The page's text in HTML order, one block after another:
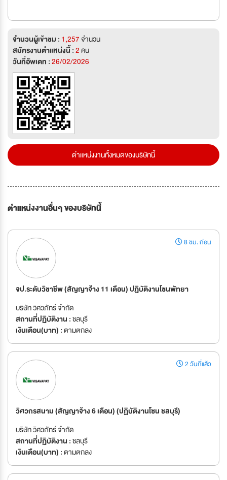
จำนวนผู้เข้าชม : 1,257จำนวน
สมัครงานตำแหน่งนี้ :2คน
วันที่อัพเดท :26/02/2026
ตำแหน่งงานทั้งหมดของบริษัทนี้
ตำแหน่งงานอื่นๆ ของบริษัทนี้
8 ชม. ก่อน
จป.ระดับวิชาชีพ (สัญญาจ่้าง 11 เดือน) ปฎิบัติงานโซนพัทยา
บริษัท วิศวภัทร์ จำกัด
สถานที่ปฏิบัติงาน :ชลบุรี
เงินเดือน(บาท) :ตามตกลง
2 วันที่แล้ว
วิศวกรสนาม (สัญญาจ้าง 6 เดือน) (ปฏิบัติงานโซน ชลบุรี)
บริษัท วิศวภัทร์ จำกัด
สถานที่ปฏิบัติงาน :ชลบุรี
เงินเดือน(บาท) :ตามตกลง